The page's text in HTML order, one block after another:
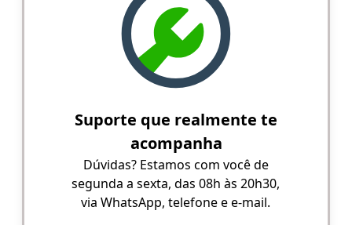
Suporte que realmente te
acompanha
Dúvidas? Estamos com você de
segunda a sexta, das 08h às 20h30,
via WhatsApp, telefone e e-mail.